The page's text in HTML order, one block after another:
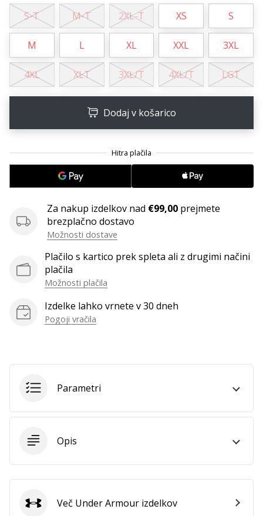
Postani
ambasador/ka
naše
rokometne
znamke
Si
rokometni/a
smo
nam
ambasador/ka.
Prikaži
članke
S-T M-T 2XL-T XS S
M L XL XXL 3XL
4XL XLT 3XL/T 4XL/T LGT
Dodaj v košarico
Za nakup izdelkov nad €99,00 prejmete
brezplačno dostavo
Možnosti dostave
Plačilo s kartico prek spleta ali z drugimi načini
plačila
Možnosti plačila
Izdelke lahko vrnete v 30 dneh
Pogoji vračila
Parametri
Opis
Under Armour
Več Under Armour izdelkov